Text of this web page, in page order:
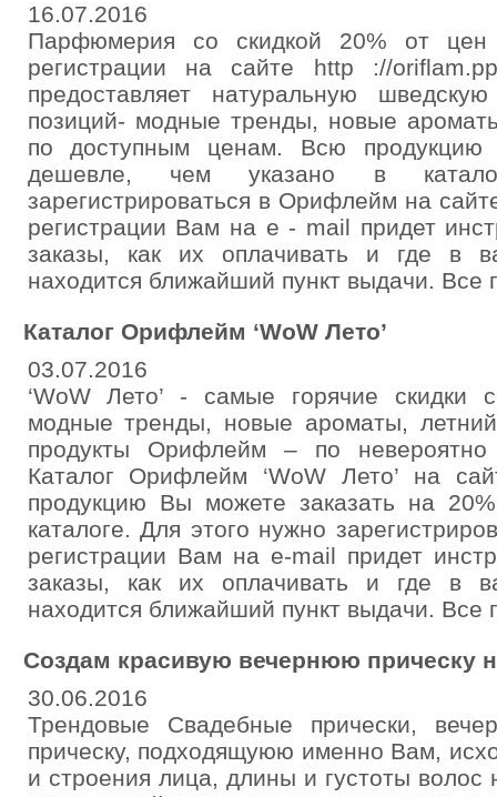
16.07.2016
Парфюмерия со скидкой 20% от цен
регистрации на сайте http ://
предоставляет натуральную
позиций- модные тренды, новые
по доступным ценам. Всю
дешевле, чем указано в
зарегистрироваться в Орифлейм на
регистрации Вам на e - mail придет
заказы, как их оплачивать и где в
находится ближайший пункт выдачи. Все
Каталог Орифлейм ‘WoW Лето’
03.07.2016
‘WoW Лето’ - самые горячие скидки
модные тренды, новые ароматы,
продукты Орифлейм – по невероятно
Каталог Орифлейм ‘WoW Лето’ на
продукцию Вы можете заказать на
каталоге. Для этого нужно
регистрации Вам на e-mail придет
заказы, как их оплачивать и где в
находится ближайший пункт выдачи. Все
Создам красивую вечернюю прическу
30.06.2016
Трендовые Свадебные прически,
прическу, подходящуюю именно Вам,
и строения лица, длины и густоты